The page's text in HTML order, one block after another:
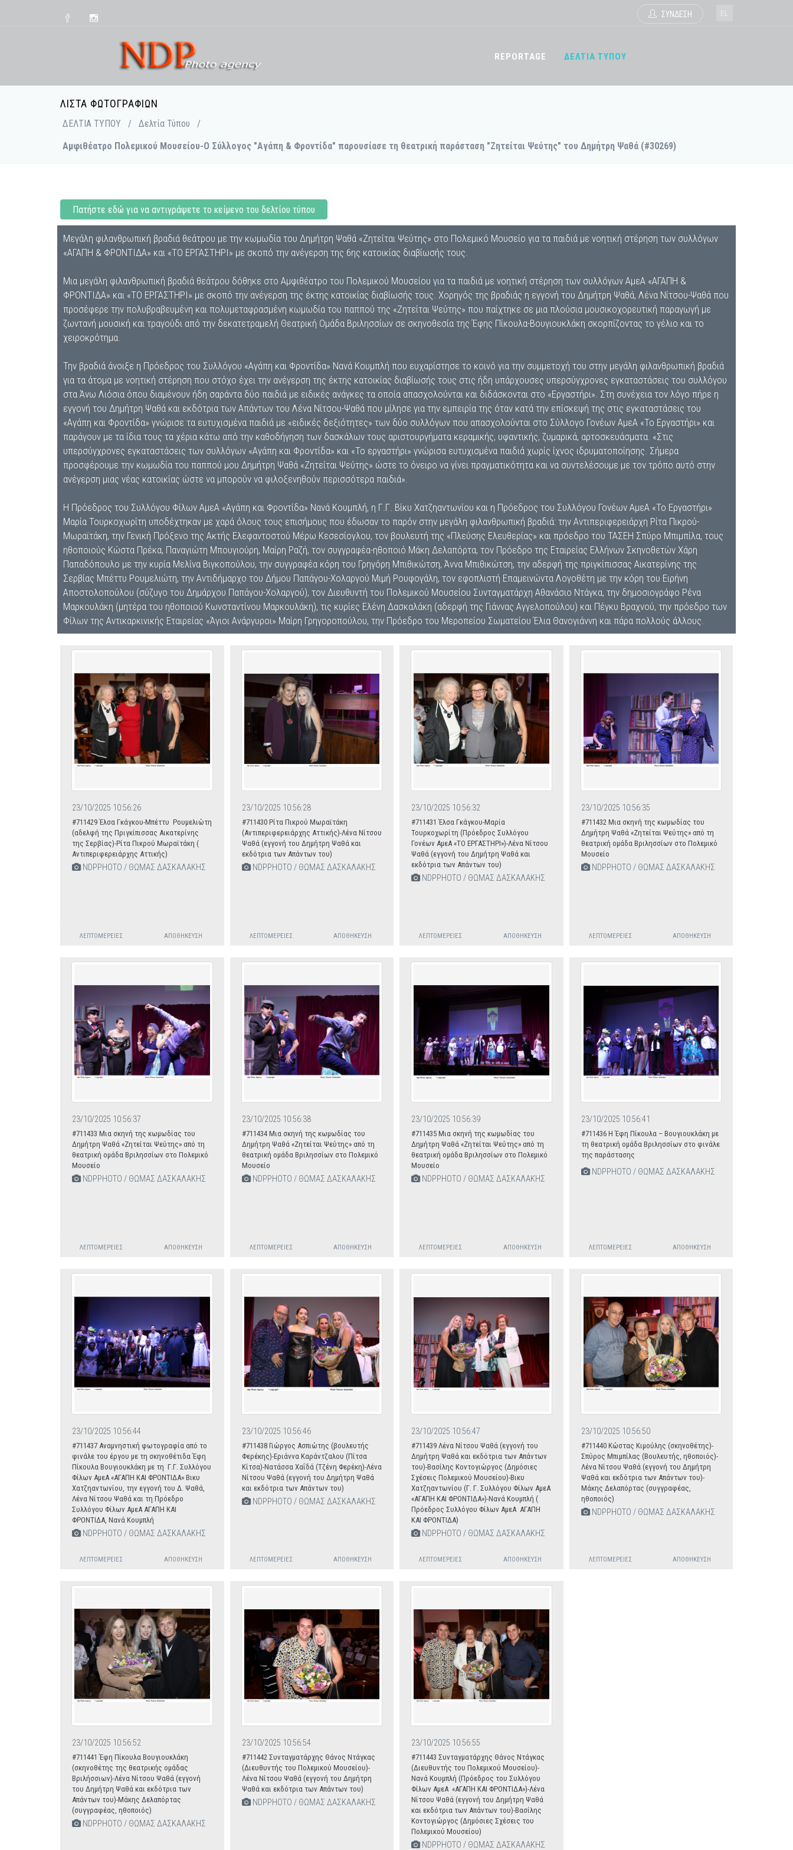
ΣΥΝΔΕΣΗ EL
REPORTAGE ΔΕΛΤΙΑ ΤΥΠΟΥ
ΛΊΣΤΑ ΦΩΤΟΓΡΑΦΙΏΝ
ΔΕΛΤΙΑ ΤΥΠΟΥ / Δελτία Τύπου
/
Αμφιθέατρο Πολεμικού Μουσείου-Ο Σύλλογος "Αγάπη & Φροντίδα" παρουσίασε τη θεατρική παράσταση "Ζητείται Ψεύτης" του Δημήτρη Ψαθά (#30269)
Πατήστε εδώ για να αντιγράψετε το κείμενο του δελτίου τύπου
Μεγάλη φιλανθρωπική βραδιά θεάτρου με την κωμωδία του Δημήτρη Ψαθά «Ζητείται Ψεύτης» στο Πολεμικό Μουσείο για τα παιδιά με νοητική στέρηση των συλλόγων
«ΑΓΑΠΗ & ΦΡΟΝΤΙΔΑ» και «ΤΟ ΕΡΓΑΣΤΗΡΙ» με σκοπό την ανέγερση της 6ης κατοικίας διαβίωσής τους.
Μια μεγάλη φιλανθρωπική βραδιά θεάτρου δόθηκε στο Αμφιθέατρο του Πολεμικού Μουσείου για τα παιδιά με νοητική στέρηση των συλλόγων ΑμεΑ «ΑΓΑΠΗ &
ΦΡΟΝΤΙΔΑ» και «ΤΟ ΕΡΓΑΣΤΗΡΙ» με σκοπό την ανέγερση της έκτης κατοικίας διαβίωσής τους. Χορηγός της βραδιάς η εγγονή του Δημήτρη Ψαθά, Λένα Νίτσου-Ψαθά που
προσέφερε την πολυβραβευμένη και πολυμεταφρασμένη κωμωδία του παππού της «Ζητείται Ψεύτης» που παίχτηκε σε μια πλούσια μουσικοχορευτική παραγωγή με
ζωντανή μουσική και τραγούδι από την δεκατετραμελή Θεατρική Ομάδα Βριλησσίων σε σκηνοθεσία της Έφης Πίκουλα-Βουγιουκλάκη σκορπίζοντας το γέλιο και το
χειροκρότημα.
Την βραδιά άνοιξε η Πρόεδρος του Συλλόγου «Αγάπη και Φροντίδα» Νανά Κουμπλή που ευχαρίστησε το κοινό για την συμμετοχή του στην μεγάλη φιλανθρωπική βραδιά
για τα άτομα με νοητική στέρηση που στόχο έχει την ανέγερση της έκτης κατοικίας διαβίωσής τους στις ήδη υπάρχουσες υπερσύγχρονες εγκαταστάσεις του συλλόγου
στα Άνω Λιόσια όπου διαμένουν ήδη σαράντα δύο παιδιά με ειδικές ανάγκες τα οποία απασχολούνται και διδάσκονται στο «Εργαστήρι». Στη συνέχεια τον λόγο πήρε η
εγγονή του Δημήτρη Ψαθά και εκδότρια των Απάντων του Λένα Νίτσου-Ψαθά που μίλησε για την εμπειρία της όταν κατά την επίσκεψή της στις εγκαταστάσεις του
«Αγάπη και Φροντίδα» γνώρισε τα ευτυχισμένα παιδιά με «ειδικές δεξιότητες» των δύο συλλόγων που απασχολούνται στο Σύλλογο Γονέων ΑμεΑ «Το Εργαστήρι» και
παράγουν με τα ίδια τους τα χέρια κάτω από την καθοδήγηση των δασκάλων τους αριστουργήματα κεραμικής, υφαντικής, ζυμαρικά, αρτοσκευάσματα. «Στις
υπερσύγχρονες εγκαταστάσεις των συλλόγων «Αγάπη και Φροντίδα» και «Το εργαστήρι» γνώρισα ευτυχισμένα παιδιά χωρίς ίχνος ιδρυματοποίησης. Σήμερα
προσφέρουμε την κωμωδία του παππού μου Δημήτρη Ψαθά «Ζητείται Ψεύτης» ώστε το όνειρο να γίνει πραγματικότητα και να συντελέσουμε με τον τρόπο αυτό στην
ανέγερση μιας νέας κατοικίας ώστε να μπορούν να φιλοξενηθούν περισσότερα παιδιά».
Η Πρόεδρος του Συλλόγου Φίλων ΑμεΑ «Αγάπη και Φροντίδα» Νανά Κουμπλή, η Γ.Γ. Βίκυ Χατζηαντωνίου και η Πρόεδρος του Συλλόγου Γονέων ΑμεΑ «Το Εργαστήρι»
Μαρία Τουρκοχωρίτη υποδέχτηκαν με χαρά όλους τους επισήμους που έδωσαν το παρόν στην μεγάλη φιλανθρωπική βραδιά: την Αντιπεριφερειάρχη Ρίτα Πικρού-
Μωραϊτάκη, την Γενική Πρόξενο της Ακτής Ελεφαντοστού Μέρω Κεσεσίογλου, τον βουλευτή της «Πλεύσης Ελευθερίας» και πρόεδρο του ΤΑΣΕΗ Σπύρο Μπιμπίλα, τους
ηθοποιούς Κώστα Πρέκα, Παναγιώτη Μπουγιούρη, Μαίρη Ραζή, τον συγγραφέα-ηθοποιό Μάκη Δελαπόρτα, τον Πρόεδρο της Εταιρείας Ελλήνων Σκηνοθετών Χάρη
Παπαδόπουλο με την κυρία Μελίνα Βιγκοπούλου, την συγγραφέα κόρη του Γρηγόρη Μπιθικώτση, Άννα Μπιθικώτση, την αδερφή της πριγκίπισσας Αικατερίνης της
Σερβίας Μπέττυ Ρουμελιώτη, την Αντιδήμαρχο του Δήμου Παπάγου-Χολαργού Μιμή Ρουφογάλη, τον εφοπλιστή Επαμεινώντα Λογοθέτη με την κόρη του Ειρήνη
Αποστολοπούλου (σύζυγο του Δημάρχου Παπάγου-Χολαργού), τον Διευθυντή του Πολεμικού Μουσείου Συνταγματάρχη Αθανάσιο Ντάγκα, την δημοσιογράφο Ρένα
Μαρκουλάκη (μητέρα του ηθοποιού Κωνσταντίνου Μαρκουλάκη), τις κυρίες Ελένη Δασκαλάκη (αδερφή της Γιάννας Αγγελοπούλου) και Πέγκυ Βραχνού, την πρόεδρο των
Φίλων της Αντικαρκινικής Εταιρείας «Άγιοι Ανάργυροι» Μαίρη Γρηγοροπούλου, την Πρόεδρο του Μεροπείου Σωματείου Έλια Θανογιάννη και πάρα πολλούς άλλους.
23/10/2025 10:56:26
#711429 Έλσα Γκάγκου-Μπέττυ Ρουμελιώτη
(αδελφή της Πριγκίπισσας Αικατερίνης
της Σερβίας)-Ρίτα Πικρού Μωραϊτάκη (
Αντιπεριφερειάρχης Αττικής)
NDPPHOTO / ΘΩΜΑΣ ΔΑΣΚΑΛΑΚΗΣ
ΛΕΠΤΟΜΈΡΕΙΕΣ ΑΠΟΘΉΚΕΥΣΗ
23/10/2025 10:56:28
#711430 Ρίτα Πικρού Μωραϊτάκη
(Αντιπεριφερειάρχης Αττικής)-Λένα Νίτσου
Ψαθά (εγγονή του Δημήτρη Ψαθά και
εκδότρια των Απάντων του)
NDPPHOTO / ΘΩΜΑΣ ΔΑΣΚΑΛΑΚΗΣ
ΛΕΠΤΟΜΈΡΕΙΕΣ ΑΠΟΘΉΚΕΥΣΗ
23/10/2025 10:56:32
#711431 Έλσα Γκάγκου-Μαρία
Τουρκοχωρίτη (Πρόεδρος Συλλόγου
Γονέων ΑμεΑ «ΤΟ ΕΡΓΑΣΤΗΡΙ»)-Λένα Νίτσου
Ψαθά (εγγονή του Δημήτρη Ψαθά και
εκδότρια των Απάντων του)
NDPPHOTO / ΘΩΜΑΣ ΔΑΣΚΑΛΑΚΗΣ
ΛΕΠΤΟΜΈΡΕΙΕΣ ΑΠΟΘΉΚΕΥΣΗ
23/10/2025 10:56:35
#711432 Μια σκηνή της κωμωδίας του
Δημήτρη Ψαθά «Ζητείται Ψεύτης» από τη
θεατρική ομάδα Βριλησσίων στο Πολεμικό
Μουσείο
NDPPHOTO / ΘΩΜΑΣ ΔΑΣΚΑΛΑΚΗΣ
ΛΕΠΤΟΜΈΡΕΙΕΣ ΑΠΟΘΉΚΕΥΣΗ
23/10/2025 10:56:37
#711433 Μια σκηνή της κωμωδίας του
Δημήτρη Ψαθά «Ζητείται Ψεύτης» από τη
θεατρική ομάδα Βριλησσίων στο Πολεμικό
Μουσείο
NDPPHOTO / ΘΩΜΑΣ ΔΑΣΚΑΛΑΚΗΣ
ΛΕΠΤΟΜΈΡΕΙΕΣ ΑΠΟΘΉΚΕΥΣΗ
23/10/2025 10:56:38
#711434 Μια σκηνή της κωμωδίας του
Δημήτρη Ψαθά «Ζητείται Ψεύτης» από τη
θεατρική ομάδα Βριλησσίων στο Πολεμικό
Μουσείο
NDPPHOTO / ΘΩΜΑΣ ΔΑΣΚΑΛΑΚΗΣ
ΛΕΠΤΟΜΈΡΕΙΕΣ ΑΠΟΘΉΚΕΥΣΗ
23/10/2025 10:56:39
#711435 Μια σκηνή της κωμωδίας του
Δημήτρη Ψαθά «Ζητείται Ψεύτης» από τη
θεατρική ομάδα Βριλησσίων στο Πολεμικό
Μουσείο
NDPPHOTO / ΘΩΜΑΣ ΔΑΣΚΑΛΑΚΗΣ
ΛΕΠΤΟΜΈΡΕΙΕΣ ΑΠΟΘΉΚΕΥΣΗ
23/10/2025 10:56:41
#711436 Η Έφη Πίκουλα – Βουγιουκλάκη με
τη θεατρική ομάδα Βριλησσίων στο φινάλε
της παράστασης
NDPPHOTO / ΘΩΜΑΣ ΔΑΣΚΑΛΑΚΗΣ
ΛΕΠΤΟΜΈΡΕΙΕΣ ΑΠΟΘΉΚΕΥΣΗ
23/10/2025 10:56:44
#711437 Αναμνηστική φωτογραφία από το
φινάλε του έργου με τη σκηνοθέτιδα Έφη
Πίκουλα Βουγιουκλάκη με τη Γ.Γ. Συλλόγου
Φίλων ΑμεΑ «ΑΓΑΠΗ ΚΑΙ ΦΡΟΝΤΙΔΑ» Βικυ
Χατζηαντωνίου, την εγγονή του Δ. Ψαθά,
Λένα Νίτσου Ψαθά και τη Πρόεδρο
Συλλόγου Φίλων ΑμεΑ ΑΓΑΠΗ ΚΑΙ
ΦΡΟΝΤΙΔΑ, Νανά Κουμπλή
NDPPHOTO / ΘΩΜΑΣ ΔΑΣΚΑΛΑΚΗΣ
ΛΕΠΤΟΜΈΡΕΙΕΣ ΑΠΟΘΉΚΕΥΣΗ
23/10/2025 10:56:46
#711438 Γιώργος Ασπιώτης (βουλευτής
Φερέκης)-Εριάννα Καράντζαλου (Πίτσα
Κίτσα)-Νατάσσα Χαΐδά (Τζένη Φερέκη)-Λένα
Νίτσου Ψαθά (εγγονή του Δημήτρη Ψαθά
και εκδότρια των Απάντων του)
NDPPHOTO / ΘΩΜΑΣ ΔΑΣΚΑΛΑΚΗΣ
ΛΕΠΤΟΜΈΡΕΙΕΣ ΑΠΟΘΉΚΕΥΣΗ
23/10/2025 10:56:47
#711439 Λένα Νίτσου Ψαθά (εγγονή του
Δημήτρη Ψαθά και εκδότρια των Απάντων
του)-Βασίλης Κοντογιώργος (Δημόσιες
Σχέσεις Πολεμικού Μουσείου)-Βικυ
Χατζηαντωνίου (Γ. Γ. Συλλόγου Φίλων ΑμεΑ
«ΑΓΑΠΗ ΚΑΙ ΦΡΟΝΤΙΔΑ»)-Νανά Κουμπλή (
Πρόεδρος Συλλόγου Φίλων ΑμεΑ ΑΓΑΠΗ
ΚΑΙ ΦΡΟΝΤΙΔΑ)
NDPPHOTO / ΘΩΜΑΣ ΔΑΣΚΑΛΑΚΗΣ
ΛΕΠΤΟΜΈΡΕΙΕΣ ΑΠΟΘΉΚΕΥΣΗ
23/10/2025 10:56:50
#711440 Κώστας Κιμούλης (σκηνοθέτης)-
Σπύρος Μπιμπίλας (Βουλευτής, ηθοποιός)-
Λένα Νίτσου Ψαθά (εγγονή του Δημήτρη
Ψαθά και εκδότρια των Απάντων του)-
Μάκης Δελαπόρτας (συγγραφέας,
ηθοποιός)
NDPPHOTO / ΘΩΜΑΣ ΔΑΣΚΑΛΑΚΗΣ
ΛΕΠΤΟΜΈΡΕΙΕΣ ΑΠΟΘΉΚΕΥΣΗ
23/10/2025 10:56:52
#711441 Έφη Πίκουλα Βουγιουκλάκη
(σκηνοθέτης της θεατρικής ομάδας
Βριλήσσιων)-Λένα Νίτσου Ψαθά (εγγονή
του Δημήτρη Ψαθά και εκδότρια των
Απάντων του)-Μάκης Δελαπόρτας
(συγγραφέας, ηθοποιός)
NDPPHOTO / ΘΩΜΑΣ ΔΑΣΚΑΛΑΚΗΣ
23/10/2025 10:56:54
#711442 Συνταγματάρχης Θάνος Ντάγκας
(Διευθυντής του Πολεμικού Μουσείου)-
Λένα Νίτσου Ψαθά (εγγονή του Δημήτρη
Ψαθά και εκδότρια των Απάντων του)
NDPPHOTO / ΘΩΜΑΣ ΔΑΣΚΑΛΑΚΗΣ
23/10/2025 10:56:55
#711443 Συνταγματάρχης Θάνος Ντάγκας
(Διευθυντής του Πολεμικού Μουσείου)-
Νανά Κουμπλή (Πρόεδρος του Συλλόγου
Φίλων ΑμεΑ «ΑΓΑΠΗ ΚΑΙ ΦΡΟΝΤΙΔΑ»)-Λένα
Νίτσου Ψαθά (εγγονή του Δημήτρη Ψαθά
και εκδότρια των Απάντων του)-Βασίλης
Κοντογιώργος (Δημόσιες Σχέσεις του
Πολεμικού Μουσείου)
NDPPHOTO / ΘΩΜΑΣ ΔΑΣΚΑΛΑΚΗΣ